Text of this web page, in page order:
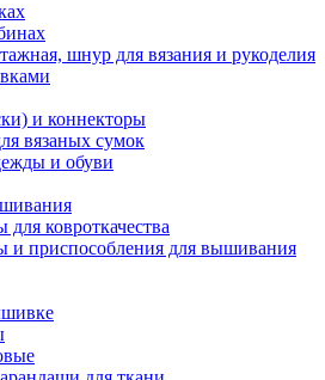
шнур для вязания и рукоделия
и коннекторы
вязаных сумок
и обуви
ковроткачества
и приспособления для вышивания